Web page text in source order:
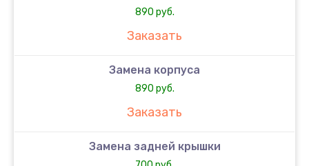
890 руб.
Заказать
Замена корпуса
890 руб.
Заказать
Замена задней крышки